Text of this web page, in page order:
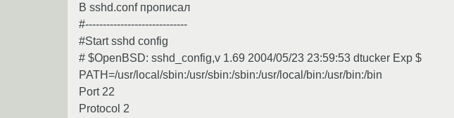
В sshd.conf прописал
#-----------------------------
#Start sshd config
# $OpenBSD: sshd_config,v 1.69 2004/05/23 23:59:53 dtucker Exp $
PATH=/usr/local/sbin:/usr/sbin:/sbin:/usr/local/bin:/usr/bin:/bin
Port 22
Protocol 2